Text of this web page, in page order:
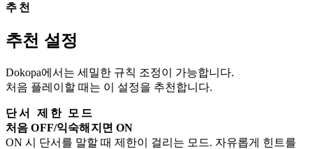
추천
추천 설정
Dokopa에서는 세밀한 규칙 조정이 가능합니다.
처음 플레이할 때는 이 설정을 추천합니다.
단서 제한 모드
처음 OFF/익숙해지면 ON
ON 시 단서를 말할 때 제한이 걸리는 모드. 자유롭게 힌트를